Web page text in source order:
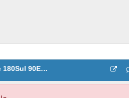
Direção Vento 0/360Norte 180Sul 90Este 270Oeste